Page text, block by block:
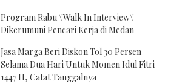
Program Rabu \'Walk In Interview\'
Dikerumuni Pencari Kerja di Medan
Jasa Marga Beri Diskon Tol 30 Persen
Selama Dua Hari Untuk Momen Idul Fitri
1447 H, Catat Tanggalnya